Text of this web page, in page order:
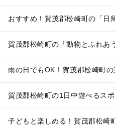
おすすめ！賀茂郡松崎町の「日
賀茂郡松崎町の「動物とふれあ
雨の日でもOK！賀茂郡松崎町
賀茂郡松崎町の1日中遊べるスポ
子どもと楽しめる！賀茂郡松崎